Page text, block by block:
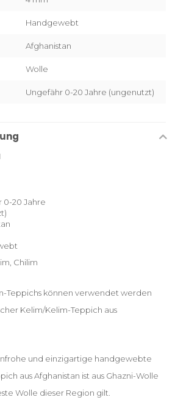
Handgewebt
Afghanistan
Wolle
Ungefähr 0-20 Jahre (ungenutzt)
0-20 Jahre
Chilim
Teppichs können verwendet werden
Kelim/Kelim-Teppich aus
und einzigartige handgewebte
aus Afghanistan ist aus Ghazni-Wolle
Wolle dieser Region gilt.